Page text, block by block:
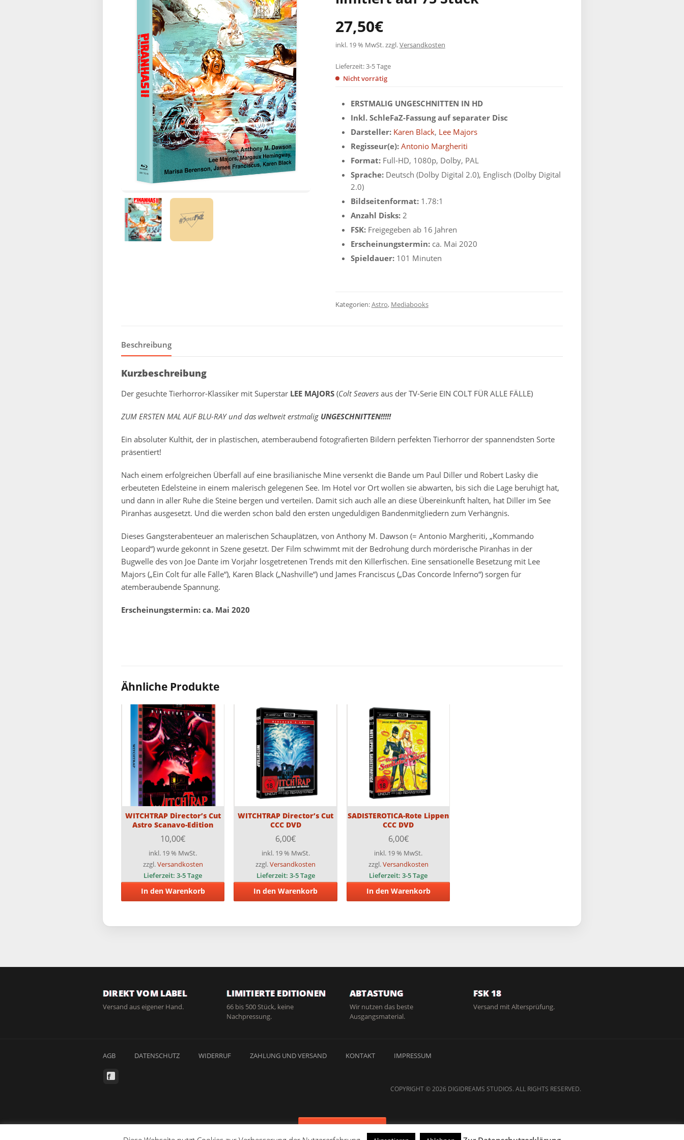
27,50€
inkl. 19 % MwSt.zzgl.Versandkosten
ERSTMALIG UNGESCHNITTEN IN HD
Inkl. SchleFaZ-Fassung auf separater Disc
Darsteller: Karen Black, Lee Majors
Regisseur(e): Antonio Margheriti
Format:Full-HD, 1080p, Dolby, PAL
Sprache:Deutsch (Dolby Digital 2.0), Englisch (Dolby Digital
2.0)
Bildseitenformat:1.78:1
Anzahl Disks:2
FSK: Freigegeben ab 16 Jahren
Erscheinungstermin:ca. Mai 2020
Spieldauer:101 Minuten
Lieferzeit:3-5 Tage
Nicht vorrätig
Kategorien:Astro, Mediabooks
Beschreibung
Kurzbeschreibung
Der gesuchte Tierhorror-Klassiker mit Superstar LEE MAJORS (Colt Seavers aus der TV-Serie EIN COLT FÜR ALLE FÄLLE)
ZUM ERSTEN MAL AUF BLU-RAY und das weltweit erstmalig UNGESCHNITTEN!!!!!
Ein absoluter Kulthit, der in plastischen, atemberaubend fotografierten Bildern perfekten Tierhorror der spannendsten Sorte
präsentiert!
Nach einem erfolgreichen Überfall auf eine brasilianische Mine versenkt die Bande um Paul Diller und Robert Lasky die
erbeuteten Edelsteine in einem malerisch gelegenen See. Im Hotel vor Ort wollen sie abwarten, bis sich die Lage beruhigt hat,
und dann in aller Ruhe die Steine bergen und verteilen. Damit sich auch alle an diese Übereinkunft halten, hat Diller im See
Piranhas ausgesetzt. Und die werden schon bald den ersten ungeduldigen Bandenmitgliedern zum Verhängnis.
Dieses Gangsterabenteuer an malerischen Schauplätzen, von Anthony M. Dawson (= Antonio Margheriti, „Kommando
Leopard“) wurde gekonnt in Szene gesetzt. Der Film schwimmt mit der Bedrohung durch mörderische Piranhas in der
Bugwelle des von Joe Dante im Vorjahr losgetretenen Trends mit den Killerfischen. Eine sensationelle Besetzung mit Lee
Majors („Ein Colt für alle Fälle“), Karen Black („Nashville“) und James Franciscus („Das Concorde Inferno“) sorgen für
atemberaubende Spannung.
Erscheinungstermin: ca. Mai 2020
Ähnliche Produkte
WITCHTRAP Director’s Cut
Astro Scanavo-Edition
10,00€
inkl. 19 % MwSt.
zzgl.Versandkosten
Lieferzeit:3-5 Tage
In den Warenkorb
WITCHTRAP Director’s Cut
CCC DVD
6,00€
inkl. 19 % MwSt.
zzgl.Versandkosten
Lieferzeit: 3-5 Tage
In den Warenkorb
SADISTEROTICA-Rote Lippen
CCC DVD
6,00€
inkl. 19 % MwSt.
zzgl.Versandkosten
Lieferzeit:3-5 Tage
In den Warenkorb
DIREKT VOM LABEL
Versand aus eigener Hand.
LIMITIERTE EDITIONEN
66 bis 500 Stück, keine
Nachpressung.
ABTASTUNG
Wir nutzen das beste
Ausgangsmaterial.
FSK 18
Versand mit Altersprüfung.
AGB DATENSCHUTZ WIDERRUF ZAHLUNG UND VERSAND KONTAKT IMPRESSUM
COPYRIGHT © 2026 DIGIDREAMS STUDIOS. ALL RIGHTS RESERVED.
Vertrag widerrufen